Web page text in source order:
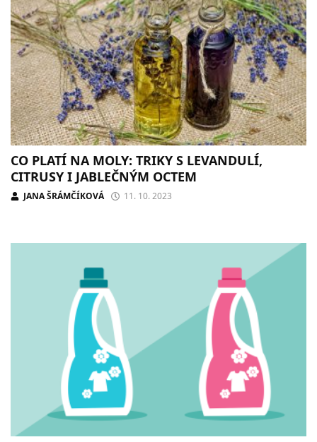
CO PLATÍ NA MOLY: TRIKY S LEVANDULÍ,
CITRUSY I JABLEČNÝM OCTEM
JANA ŠRÁMČÍKOVÁ 11. 10. 2023